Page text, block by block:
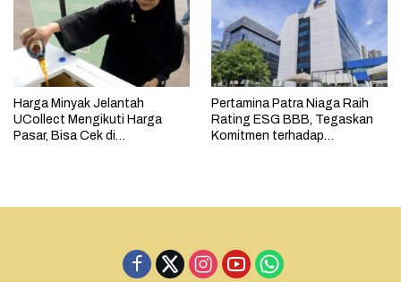
Harga Minyak Jelantah
UCollect Mengikuti Harga
Pasar, Bisa Cek di
Pertamina Patra Niaga Raih
Rating ESG BBB, Tegaskan
Komitmen terhadap